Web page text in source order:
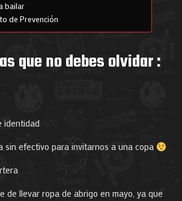
bailar
de Prevención
que no debes olvidar :
identidad
sin efectivo para invitarnos a una copa
de llevar ropa de abrigo en mayo, ya que